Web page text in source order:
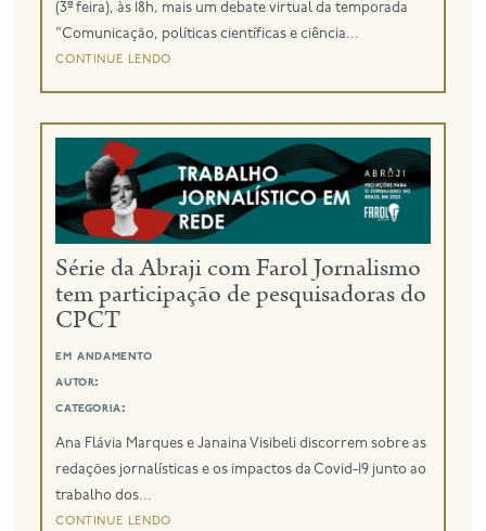
(3ª feira), às 18h, mais um debate virtual da temporada
"Comunicação, políticas científicas e ciência...
continue lendo
Série da Abraji com Farol Jornalismo
tem participação de pesquisadoras do
CPCT
em andamento
autor:
categoria:
Ana Flávia Marques e Janaina Visibeli discorrem sobre as
redações jornalísticas e os impactos da Covid-19 junto ao
trabalho dos...
continue lendo